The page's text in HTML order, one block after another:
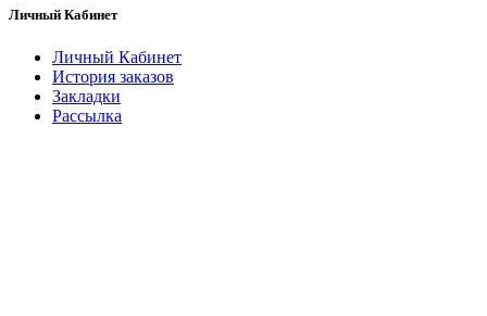
Личный Кабинет
Личный Кабинет
История заказов
Закладки
Рассылка